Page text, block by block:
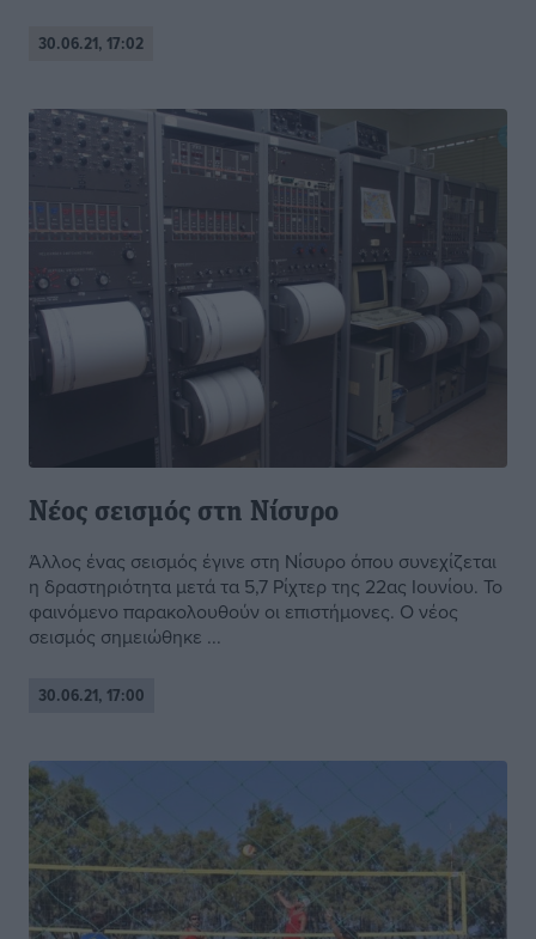
30.06.21, 17:02
Νέος σεισμός στη Νίσυρο
Άλλος ένας σεισμός έγινε στη Νίσυρο όπου συνεχίζεται
η δραστηριότητα μετά τα 5,7 Ρίχτερ της 22ας Ιουνίου. Το
φαινόμενο παρακολουθούν οι επιστήμονες. Ο νέος
σεισμός σημειώθηκε ...
30.06.21, 17:00